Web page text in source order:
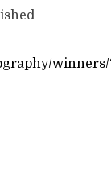
winners/